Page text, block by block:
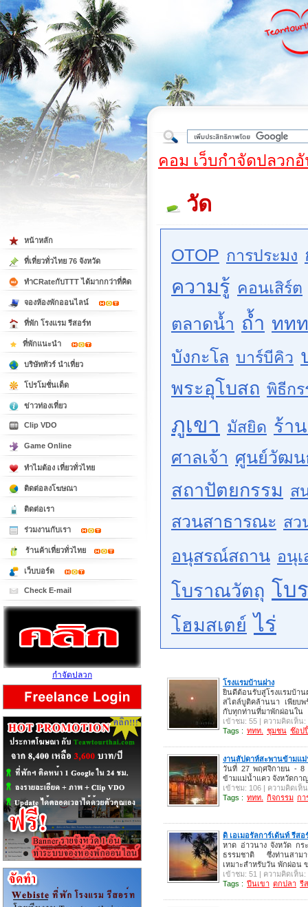
ต้
คอม เว็บกำจัดปลวก
วัด
OTOP การประมง
ความรู้ คอนเสิร์ต
ตลาดน้ำ ถ้ำ ทท
บังกะโล บาร์บีคิว
พระอุโบสถ พิธีกร
ภูเขา มัสยิด ร้า
ศาลเจ้า ศูนย์วัฒน
สถาปัตยกรรม ส
สวนสาธารณะ สว
อนุสรณ์สถาน อนุ
โบราณวัตถุ โบ
โฮมสเตย์ ไร่
โรงแรมบ้านฝาง
ยินดีต้อนรับสู่โรงแรมบ้า
สไตล์บูติคล้านนา เพียบพ
กับทุกท่านที่มาพักผ่อนใน
เข้าชม: 55 | ความคิดเห็น:
Tags : ททท. ชุมชน ช๊อป
งานสัปดาห์สะพานข้ามแ
วันที่ 27 พฤศจิกายน - 8
ข้ามแม่น้ำแคว จังหวัดกา
เข้าชม: 106 | ความคิดเห็
Tags : ททท. กิจกรรม กา
ดิ เอเมอรัลการ์เด้นท์ รีสอ
หาด อ่าวนาง จังหวัด กร
ธรรมชาติ ซึ่งท่านสามา
เหมาะสำหรับวัน พักผ่อน
เข้าชม: 51 | ความคิดเห็น:
Tags : ปีนเขา ตกปลา รี
หน้าหลัก
ที่เที่ยวทั่วไทย 76 จังหวัด
ทำCRateกับTTT ได้มากกว่าที่คิด
จองห้องพักออนไลน์
ที่พัก โรงแรม รีสอร์ท
ที่พักแนะนำ
บริษัททัวร์ นำเที่ยว
โปรโมชั่นเด็ด
ข่าวท่องเที่ยว
Clip VDO
Game Online
ทำไมต้อง เที่ยวทั่วไทย
ติดต่อลงโฆษณา
ติดต่อเรา
ร่วมงานกับเรา
ร้านค้าเที่ยวทั่วไทย
เว็บบอร์ด
Check E-mail
กำจัดปลวก